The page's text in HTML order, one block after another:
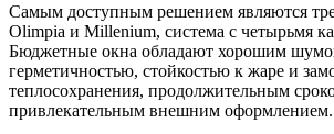
Самым доступным решением являются
Olimpia и Millenium, система с четырьмя
Бюджетные окна обладают хорошим
герметичностью, стойкостью к жаре и
теплосохранения, продолжительным
привлекательным внешним оформлением.